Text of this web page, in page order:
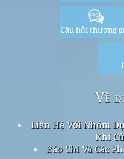
Câu hỏi thường
Về
Liên Hệ Với Nhóm
Khí
Báo Chí Và Các